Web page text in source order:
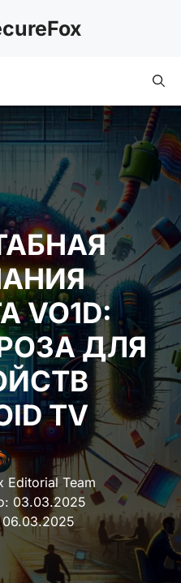
VO1D:
ДЛЯ
TV
Editorial Team
03.03.2025
06.03.2025